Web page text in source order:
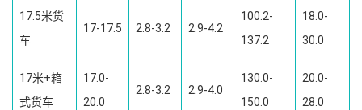
17.5米货
车
17-17.5 2.8-3.2 2.9-4.2
100.2-
137.2
18.0-
30.0
17米+箱
式货车
17.0-
20.0
2.8-3.2 2.9-4.0
130.0-
150.0
20.0-
28.0